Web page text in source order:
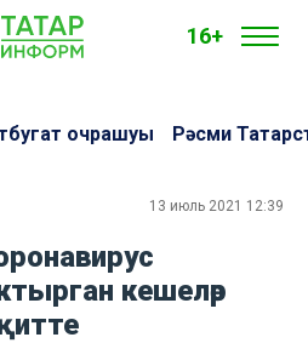
16+
очрашуы Рәсми
13 июль 2021 12:39
кешеләр